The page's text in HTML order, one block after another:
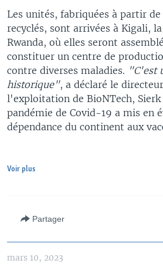
Les unités, fabriquées à partir
recyclés, sont arrivées à Kigali,
Rwanda, où elles seront
constituer un centre de
contre diverses maladies. "C'est
historique", a déclaré le
l'exploitation de BioNTech,
pandémie de Covid-19 a mis en
dépendance du continent aux
Voir plus
Partager
mars 10, 2023